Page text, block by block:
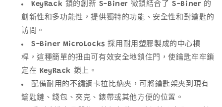
少
加
KeyRack 鎖的創新 S-Biner 微鎖結合了 S-Biner 的
創新性和多功能性，提供獨特的功能、安全性和對鑰匙的
訪問。
S-Biner MicroLocks 採用耐用塑膠製成的中心槓
桿，這種簡單的扭曲可有效安全地鎖住門，使鑰匙牢牢鎖
定在 KeyRack 鎖上。
配備耐用的不鏽鋼卡拉比納夾，可將鑰匙架夾到現有
鑰匙鏈、錢包、夾克、錶帶或其他方便的位置。